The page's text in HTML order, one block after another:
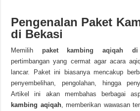
Pengenalan Paket
di Bekasi
Memilih paket kambing aqiqah di
pertimbangan yang cermat agar acara
lancar. Paket ini biasanya mencakup
penyembelihan, pengolahan, hingga
Artikel ini akan membahas berbagai
kambing aqiqah, memberikan wawasan